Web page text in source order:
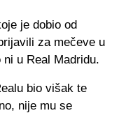
je dobio od
za mečeve u
u Real Madridu.
bio višak te
nije mu se